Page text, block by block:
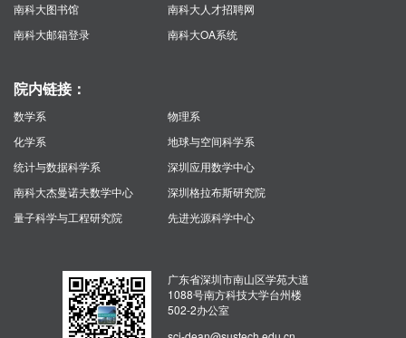
南科大图书馆
南科大人才招聘网
南科大邮箱登录
南科大OA系统
院内链接：
数学系
物理系
化学系
地球与空间科学系
统计与数据科学系
深圳应用数学中心
南科大杰曼诺夫数学中心
深圳格拉布斯研究院
量子科学与工程研究院
先进光源科学中心
广东省深圳市南山区学苑大道
1088号南方科技大学台州楼
502-2办公室